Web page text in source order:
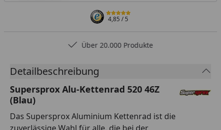
4,85/ 5
Über 20.000 Produkte
Detailbeschreibung
Supersprox Alu-Kettenrad 520 46Z
(Blau)
Das Supersprox Aluminium Kettenrad ist die